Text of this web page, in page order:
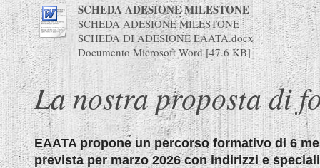
SCHEDA ADESIONE MILESTONE
SCHEDA ADESIONE MILESTONE
SCHEDA DI ADESIONE EAATA.docx
Documento Microsoft Word [47.6 KB]
La nostra proposta di
EAATA propone un percorso formativo di 6
prevista per marzo 2026 con indirizzi e